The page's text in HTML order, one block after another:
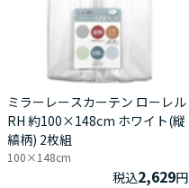
ミラーレースカーテン ローレル
RH 約100×148cm ホワイト(縦
縞柄) 2枚組
100×148cm
税込2,629円